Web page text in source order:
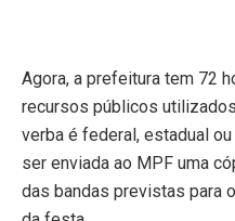
Agora, a prefeitura tem 72
recursos públicos
verba é federal, estadual
ser enviada ao MPF uma
das bandas previstas para